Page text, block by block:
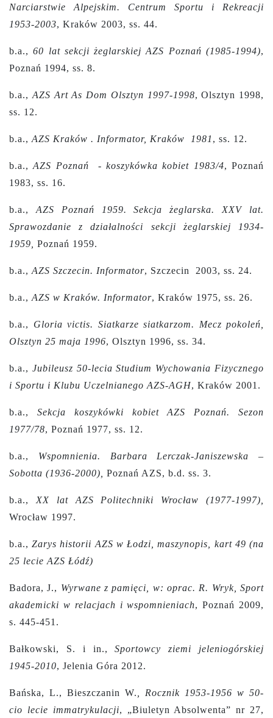
Narciarstwie Alpejskim. Centrum Sportu i Rekreacji
1953-2003, Kraków 2003, ss. 44.
b.a.,60 lat sekcji żeglarskiej AZS Poznań (1985-1994),
Poznań 1994, ss. 8.
b.a., AZS Art As Dom Olsztyn 1997-1998, Olsztyn 1998,
ss. 12.
b.a., AZS Kraków . Informator, Kraków 1981 , ss. 12.
b.a.,AZS Poznań - koszykówka kobiet 1983/4, Poznań
1983, ss. 16.
b.a., AZS Poznań 1959. Sekcja żeglarska. XXV lat.
Sprawozdanie z działalności sekcji żeglarskiej 1934-
1959,
Poznań 1959.
b.a., AZS Szczecin. Informator, Szczecin 2003, ss. 24.
b.a., AZS w Kraków. Informator, Kraków 1975, ss. 26.
b.a., Gloria victis. Siatkarze siatkarzom. Mecz pokoleń,
Olsztyn 25 maja 1996, Olsztyn 1996, ss. 34.
b.a., Jubileusz 50-lecia Studium Wychowania Fizycznego
i Sportu i Klubu Uczelnianego AZS-AGH, Kraków 2001.
b.a., Sekcja koszykówki kobiet AZS Poznań. Sezon
1977/78, Poznań 1977, ss. 12.
b.a., Wspomnienia. Barbara Lerczak-Janiszewska –
Sobotta (1936-2000),
Poznań AZS, b.d. ss. 3.
b.a., XX lat AZS Politechniki Wrocław (1977-1997),
Wrocław 1997.
b.a.,Zarys historii AZS w Łodzi, maszynopis, kart 49 (na
25 lecie AZS Łódź)
Badora, J., Wyrwane z pamięci, w: oprac. R. Wryk, Sport
akademicki w relacjach i wspomnieniach, Poznań 2009,
s. 445-451.
Bałkowski, S. i in.,Sportowcy ziemi jeleniogórskiej
1945-2010, Jelenia Góra 2012.
Bańska, L., Bieszczanin W.
Rocznik 1953-1956 w 50-
cio lecie immatrykulacji, „Biuletyn Absolwenta” nr 27,